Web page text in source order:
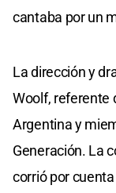
cantaba por un
La dirección y
Woolf, referente
Argentina y
Generación. La
corrió por